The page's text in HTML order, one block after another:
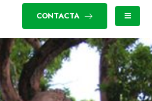
CONTACTA